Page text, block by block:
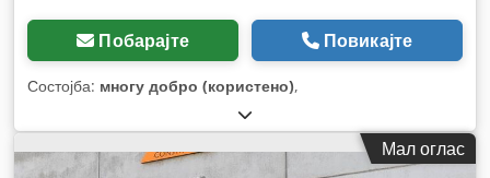
Побарајте Повикајте
Состојба: многу добро (користено),
Мал оглас